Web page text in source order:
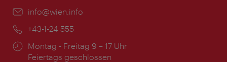
Email:
info@wien.info
Telefon:
+43-1-24 555
Öffnungszeiten:
Montag - Freitag 9 – 17 Uhr
Feiertags geschlossen